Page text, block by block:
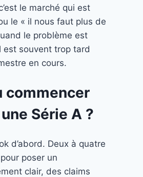
le marché qui est
le « il nous faut plus de
le problème est
est souvent trop tard
en cours.
commencer
Série A ?
d’abord. Deux à quatre
poser un
clair, des claims